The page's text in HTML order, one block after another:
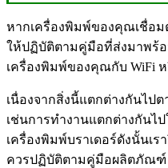
หากเครื่องพิมพ์ของคุณเชื่อม
ให้ปฏิบัติตามคู่มือที่ส่งมาพร้
เครื่องพิมพ์ของคุณกับ WiFi ห
เนื่องจากสิ่งนี้แตกต่างกันไป
เช่นการทำงานแตกต่างกันไ
เครื่องพิมพ์บราเดอร์ดังนั้นเ
ควรปฏิบัติตามคู่มือผลิตภัณฑ์